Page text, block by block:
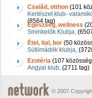
Család, otthon (101
Kertészet klub-
(8564 tag)
Egészség, wellness
Sminkelők Klubja,
Étel, ital, bor (50
Sütiimádók klubja,
Ezotéria (107
Angyal klub, (2711 tag)
© 2007